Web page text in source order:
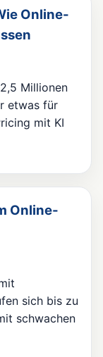
Online-
Millionen
etwas für
mit KI
Online-
sich bis zu
schwachen